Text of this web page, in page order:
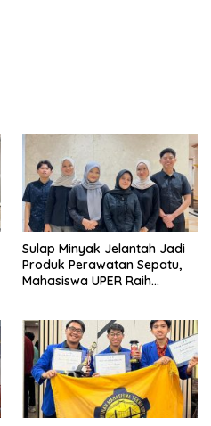
Sulap Minyak Jelantah Jadi
Produk Perawatan Sepatu,
Mahasiswa UPER Raih